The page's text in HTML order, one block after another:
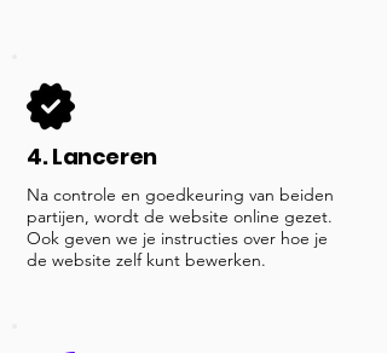
4. Lanceren
Na controle en goedkeuring van beiden
partijen, wordt de website online gezet.
Ook geven we je instructies over hoe je
de website zelf kunt bewerken.